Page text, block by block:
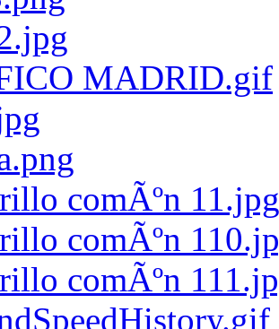
MADRID.gif
comÃºn 11.jpg
comÃºn
comÃºn